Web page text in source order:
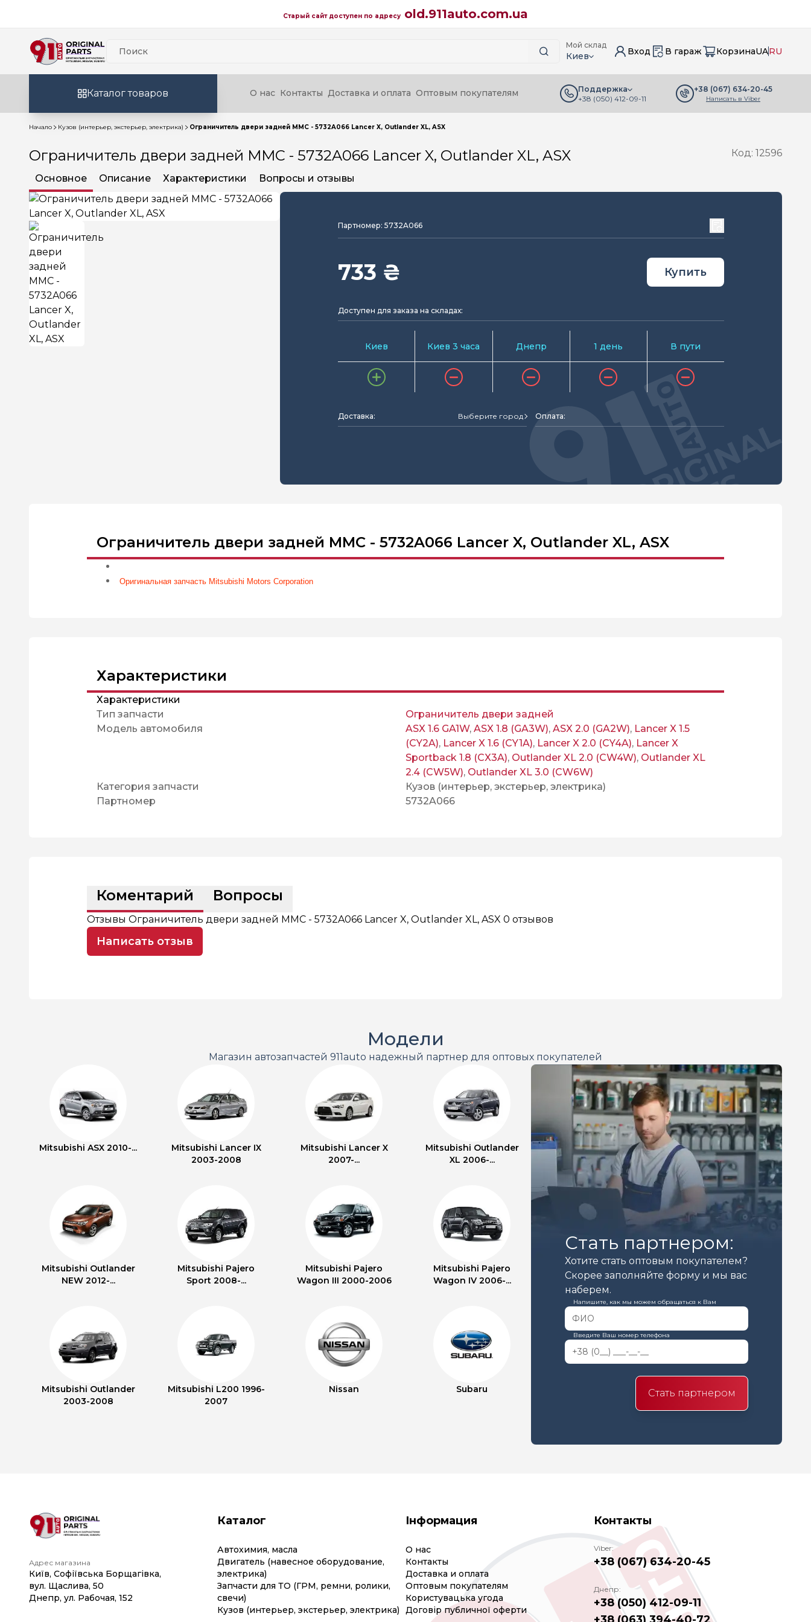
Старый сайт доступен по адресу old.911auto.com.ua
Мой склад
Киев Вход В гараж КорзинаUARU
Каталог товаров О нас Контакты Доставка и оплата Оптовым покупателям
Поддержка
+38 (050) 412-09-11
+38 (067) 634-20-45
Написать в Viber
Начало Кузов (интерьер, экстерьер, электрика) Ограничитель двери задней MMC - 5732A066 Lancer X, Outlander XL, ASX
Ограничитель двери задней MMC - 5732A066 Lancer X, Outlander XL, ASX Код: 12596
Основное Описание Характеристики Вопросы и отзывы
Партномер: 5732A066
733 ₴ Купить
Доступен для заказа на складах:
Киев Киев 3 часа Днепр 1 день В пути
Доставка: Выберите город Оплата:
Ограничитель двери задней MMC - 5732A066 Lancer X, Outlander XL, ASX
Оригинальная запчасть Mitsubishi Motors Corporation
Характеристики
Характеристики
Тип запчасти
Ограничитель двери задней
Модель автомобиля
ASX 1.6 GA1W, ASX 1.8 (GA3W), ASX 2.0 (GA2W), Lancer X 1.5
(CY2A), Lancer X 1.6 (CY1A), Lancer X 2.0 (CY4A), Lancer X
Sportback 1.8 (CX3A), Outlander XL 2.0 (CW4W), Outlander XL
2.4 (CW5W), Outlander XL 3.0 (CW6W)
Категория запчасти
Кузов (интерьер, экстерьер, электрика)
Партномер
5732A066
Коментарий Вопросы
Отзывы Ограничитель двери задней MMC - 5732A066 Lancer X, Outlander XL, ASX 0 отзывов
Написать отзыв
Модели
Магазин автозапчастей 911auto надежный партнер для оптовых покупателей
Mitsubishi ASX 2010-...
Mitsubishi Lancer IX
2003-2008
Mitsubishi Lancer X
2007-...
Mitsubishi Outlander
XL 2006-...
Mitsubishi Outlander
NEW 2012-...
Mitsubishi Pajero
Sport 2008-...
Mitsubishi Pajero
Wagon III 2000-2006
Mitsubishi Pajero
Wagon IV 2006-...
Mitsubishi Outlander
2003-2008
Mitsubishi L200 1996-
2007
Nissan Subaru
Стать партнером:
Хотите стать оптовым покупателем?
Скорее заполняйте форму и мы вас
наберем.
Напишите, как мы можем обращаться к Вам
Введите Ваш номер телефона
Стать партнером
Адрес магазина
Київ, Софіївська Борщагівка,
вул. Щаслива, 50
Днепр, ул. Рабочая, 152
Каталог
Автохимия, масла
Двигатель (навесное оборудование,
электрика)
Запчасти для ТО (ГРМ, ремни, ролики,
свечи)
Кузов (интерьер, экстерьер, электрика)
Інформация
О нас
Контакты
Доставка и оплата
Оптовым покупателям
Користувацька угода
Договір публичної оферти
Контакты
Viber:
+38 (067) 634-20-45
Днепр:
+38 (050) 412-09-11